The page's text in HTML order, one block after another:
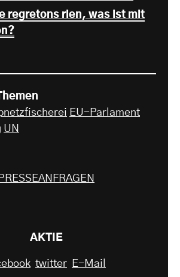
regretons rien, was ist mit
EU-Parlament
UN
PRESSEANFRAGEN
AKTIE
twitter E-Mail